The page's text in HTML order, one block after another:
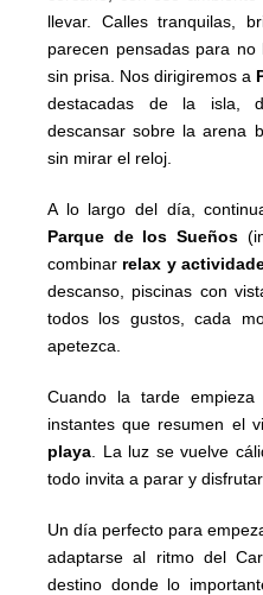
llevar. Calles tranquilas,
parecen pensadas para
sin prisa. Nos dirigiremos a
destacadas de la isla,
descansar sobre la arena
sin mirar el reloj.
A lo largo del día,
Parque de los Sueños
combinar relax y
descanso, piscinas con
todos los gustos, cada
apetezca.
Cuando la tarde
instantes que resumen el
playa . La luz se vuelve
todo invita a parar y
Un día perfecto para
adaptarse al ritmo del
destino donde lo